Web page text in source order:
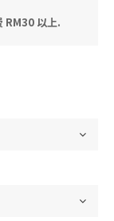
RM30 以上.